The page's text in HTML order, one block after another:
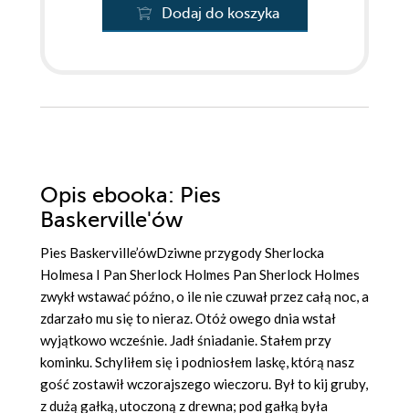
Dodaj do koszyka
Opis ebooka: Pies
Baskerville'ów
Pies Baskerville’ówDziwne przygody Sherlocka
Holmesa I Pan Sherlock Holmes Pan Sherlock Holmes
zwykł wstawać późno, o ile nie czuwał przez całą noc, a
zdarzało mu się to nieraz. Otóż owego dnia wstał
wyjątkowo wcześnie. Jadł śniadanie. Stałem przy
kominku. Schyliłem się i podniosłem laskę, którą nasz
gość zostawił wczorajszego wieczoru. Był to kij gruby,
z dużą gałką, utoczoną z drewna; pod gałką była